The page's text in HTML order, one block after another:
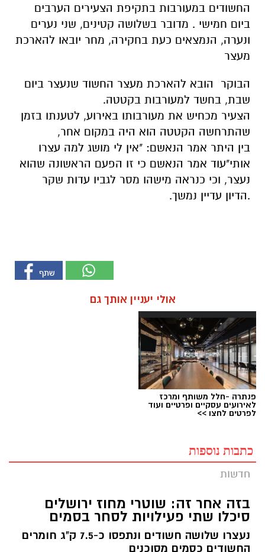
החשודים במעורבות בתקיפת הצעירים הערבים
ביום חמישי . מדובר בשלושה קטינים, שני נערים
ונערה, הנמצאים כעת בחקירה, מחר יובאו להארכת
מעצר
הבוקר הובא להארכת מעצר החשוד שנעצר ביום
שבת, בחשד למעורבות בקטטה.
הצעיר מכחיש את מעורבותו באירוע, לטענתו בזמן
שהתרחשה הקטטה הוא היה במקום אחר,
בין היתר אמר הנאשם: "אין לי מושג למה עצרו
אותי"עוד אמר הנאשם כי זו הפעם הראשונה שהוא
נעצר, וכי כנראה מישהו מסר לגביו עדות שקר
.הדיון עדיין נמשך.
אולי יעניין אותך גם
פנתרה -חלל משותף ומרכז
לאירועים עסקיים ופרטיים ועוד
לפרטים לחצו >>
כתבות נוספות
חדשות
בזה אחר זה: שוטרי מחוז ירושלים
סיכלו שתי פעילויות לסחר בסמים
נעצרו שלושה חשודים ונתפסו כ-7.5 ק"ג חומרים
החשודים כסמים מסוכנים